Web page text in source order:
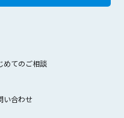
めてのご相談
い合わせ